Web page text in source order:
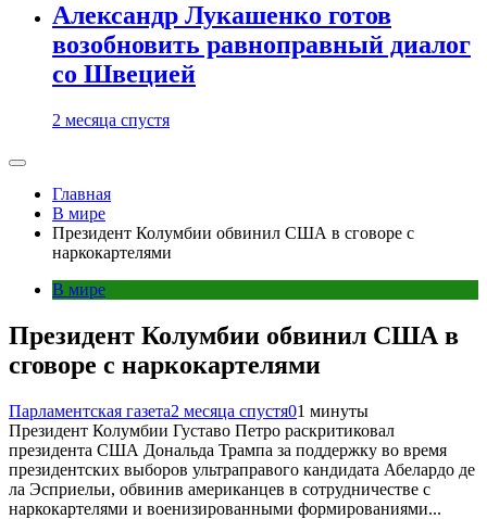
Александр Лукашенко готов
возобновить равноправный диалог
со Швецией
2 месяца спустя
Главная
В мире
Президент Колумбии обвинил США в сговоре с
наркокартелями
В мире
Президент Колумбии обвинил США в
сговоре с наркокартелями
Парламентская газета2 месяца спустя01 минуты
Президент Колумбии Густаво Петро раскритиковал
президента США Дональда Трампа за поддержку во время
президентских выборов ультраправого кандидата Абелардо де
ла Эсприельи, обвинив американцев в сотрудничестве с
наркокартелями и военизированными формированиями...